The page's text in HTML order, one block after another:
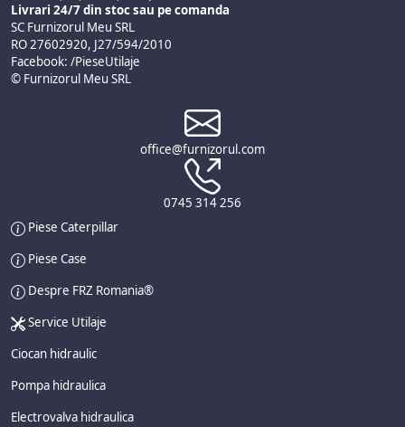
Livrari 24/7 din stoc sau pe comanda
SC Furnizorul Meu SRL
RO 27602920, J27/594/2010
Facebook: /PieseUtilaje
© Furnizorul Meu SRL
office@furnizorul.com
0745 314 256
Piese Caterpillar
Piese Case
Despre FRZ Romania®
Service Utilaje
Ciocan hidraulic
Pompa hidraulica
Electrovalva hidraulica